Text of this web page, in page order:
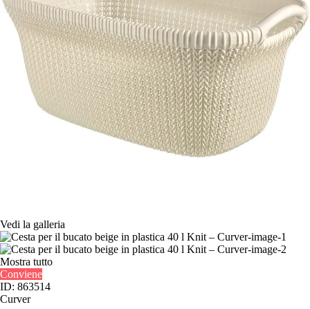
Vedi la galleria
Mostra tutto
Conviene
ID: 863514
Curver